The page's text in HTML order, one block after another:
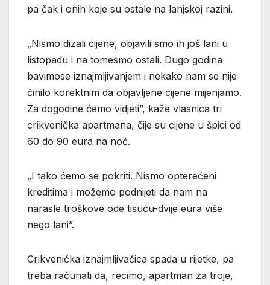
pa čak i onih koje su ostale na lanjskoj razini.
„Nismo dizali cijene, objavili smo ih još lani u
listopadu i na tomesmo ostali. Dugo godina
bavimose iznajmljivanjem i nekako nam se nije
činilo korektnim da objavljene cijene mijenjamo.
Za dogodine ćemo vidjeti”, kaže vlasnica tri
crikvenička apartmana, čije su cijene u špici od
60 do 90 eura na noć.
„I tako ćemo se pokriti. Nismo opterećeni
kreditima i možemo podnijeti da nam na
narasle troškove ode tisuću-dvije eura više
nego lani”.
Crikvenička iznajmljivačica spada u rijetke, pa
treba računati da, recimo, apartman za troje,